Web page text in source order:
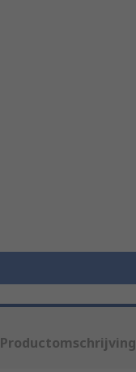
Productomschrijving